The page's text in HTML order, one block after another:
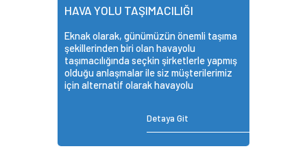
HAVA YOLU TAŞIMACILIĞI
Eknak olarak, günümüzün önemli taşıma
şekillerinden biri olan havayolu
taşımacılığında seçkin şirketlerle yapmış
olduğu anlaşmalar ile siz müşterilerimiz
için alternatif olarak havayolu
Detaya Git